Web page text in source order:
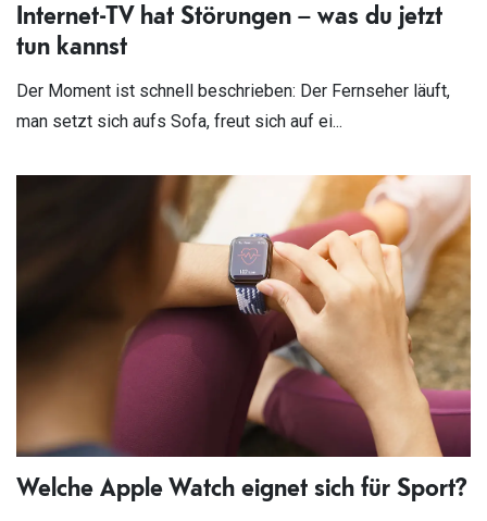
Internet-TV hat Störungen – was du jetzt
tun kannst
Der Moment ist schnell beschrieben: Der Fernseher läuft,
man setzt sich aufs Sofa, freut sich auf ei...
Welche Apple Watch eignet sich für Sport?